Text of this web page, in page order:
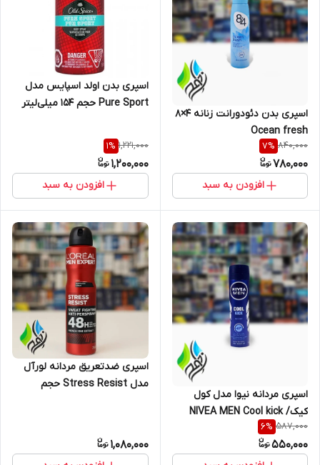
اسپری بدن دئودورانت زنانه 4×8
Ocean fresh
840,000
7%
780,000
افزودن به سبد
اسپری بدن اولد اسپایس مدل
Pure Sport حجم 154 میلی‌لیتر
1,221,000
1%
1,200,000
افزودن به سبد
اسپری مردانه نیوا مدل کول
کیک/ NIVEA MEN Cool kick
587,000
6%
550,000
اسپری ضدتعریق مردانه لورآل
مدل Stress Resist حجم
1,080,000